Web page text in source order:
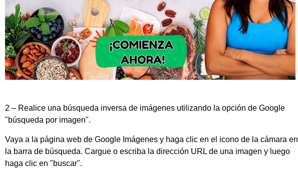
2 – Realice una búsqueda inversa de imágenes utilizando la opción de Google
"búsqueda por imagen".
Vaya a la página web de Google Imágenes y haga clic en el icono de la cámara en
la barra de búsqueda. Cargue o escriba la dirección URL de una imagen y luego
haga clic en "buscar".